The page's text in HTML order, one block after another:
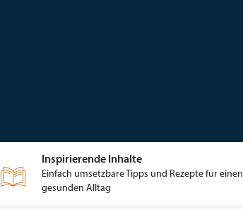

Inspirierende Inhalte
Einfach umsetzbare Tipps und Rezepte für einen
gesunden Alltag